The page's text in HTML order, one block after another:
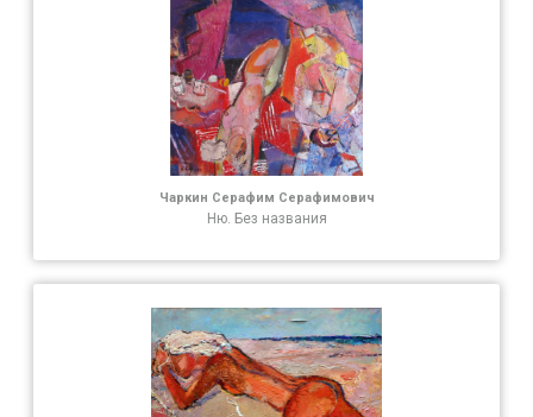
Чаркин Серафим Серафимович
Ню. Без названия